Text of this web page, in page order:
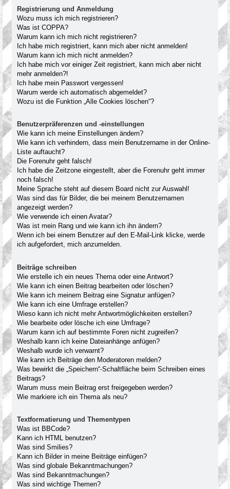
Registrierung und Anmeldung
Wozu muss ich mich registrieren?
Was ist COPPA?
Warum kann ich mich nicht registrieren?
Ich habe mich registriert, kann mich aber nicht anmelden!
Warum kann ich mich nicht anmelden?
Ich habe mich vor einiger Zeit registriert, kann mich aber nicht
mehr anmelden?!
Ich habe mein Passwort vergessen!
Warum werde ich automatisch abgemeldet?
Wozu ist die Funktion „Alle Cookies löschen“?
Benutzerpräferenzen und -einstellungen
Wie kann ich meine Einstellungen ändern?
Wie kann ich verhindern, dass mein Benutzername in der Online-
Liste auftaucht?
Die Forenuhr geht falsch!
Ich habe die Zeitzone eingestellt, aber die Forenuhr geht immer
noch falsch!
Meine Sprache steht auf diesem Board nicht zur Auswahl!
Was sind das für Bilder, die bei meinem Benutzernamen
angezeigt werden?
Wie verwende ich einen Avatar?
Was ist mein Rang und wie kann ich ihn ändern?
Wenn ich bei einem Benutzer auf den E-Mail-Link klicke, werde
ich aufgefordert, mich anzumelden.
Beiträge schreiben
Wie erstelle ich ein neues Thema oder eine Antwort?
Wie kann ich einen Beitrag bearbeiten oder löschen?
Wie kann ich meinem Beitrag eine Signatur anfügen?
Wie kann ich eine Umfrage erstellen?
Wieso kann ich nicht mehr Antwortmöglichkeiten erstellen?
Wie bearbeite oder lösche ich eine Umfrage?
Warum kann ich auf bestimmte Foren nicht zugreifen?
Weshalb kann ich keine Dateianhänge anfügen?
Weshalb wurde ich verwarnt?
Wie kann ich Beiträge den Moderatoren melden?
Was bewirkt die „Speichern“-Schaltfläche beim Schreiben eines
Beitrags?
Warum muss mein Beitrag erst freigegeben werden?
Wie markiere ich ein Thema als neu?
Textformatierung und Thementypen
Was ist BBCode?
Kann ich HTML benutzen?
Was sind Smilies?
Kann ich Bilder in meine Beiträge einfügen?
Was sind globale Bekanntmachungen?
Was sind Bekanntmachungen?
Was sind wichtige Themen?